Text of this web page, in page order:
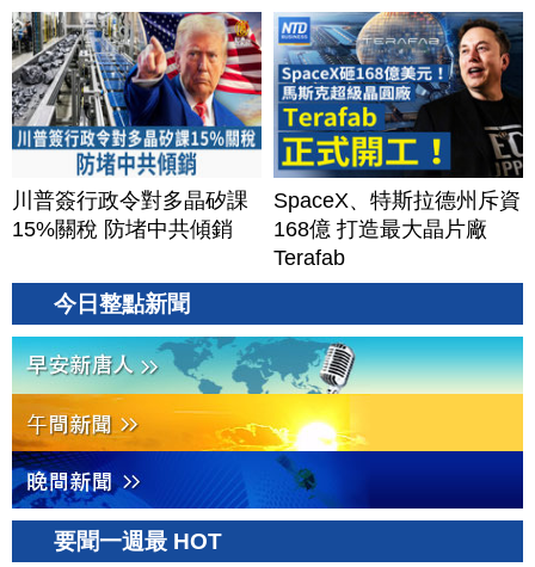
川普簽行政令對多晶矽課
15%關稅 防堵中共傾銷
SpaceX、特斯拉德州斥資
168億 打造最大晶片廠
Terafab
今日整點新聞
要聞一週最 HOT